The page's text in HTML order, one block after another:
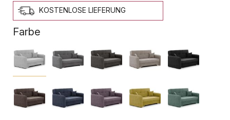
KOSTENLOSE LIEFERUNG
Farbe